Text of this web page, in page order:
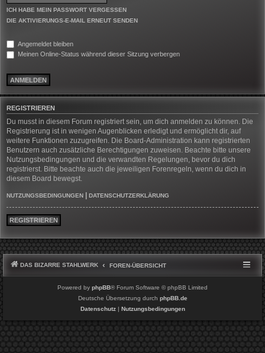
ICH HABE MEIN PASSWORT VERGESSEN
DIE AKTIVIERUNGS-E-MAIL ERNEUT SENDEN
Angemeldet bleiben
Meinen Online-Status während dieser Sitzung verbergen
REGISTRIEREN
Du musst in diesem Forum registriert sein, um dich anmelden zu können. Die
Registrierung ist in wenigen Augenblicken erledigt und ermöglicht dir, auf
weitere Funktionen zuzugreifen. Die Board-Administration kann registrierten
Benutzern auch zusätzliche Berechtigungen zuweisen. Beachte bitte unsere
Nutzungsbedingungen und die verwandten Regelungen, bevor du dich
registrierst. Bitte beachte auch die jeweiligen Forenregeln, wenn du dich in
diesem Board bewegst.
NUTZUNGSBEDINGUNGEN DATENSCHUTZERKLÄRUNG
REGISTRIEREN
DAS BIZARRE STAHLWERK FOREN-ÜBERSICHT
Powered by phpBB® Forum Software © phpBB Limited
Deutsche Übersetzung durch phpBB.de
Datenschutz| Nutzungsbedingungen